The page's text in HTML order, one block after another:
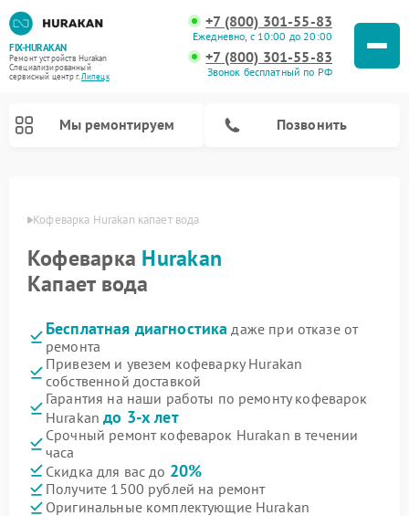
FIX-HURAKAN
Ремонт устройств Hurakan
Специализированный
cервисный центр г.Липецк
+7 (800) 301-55-83
Ежедневно, с 10:00 до 20:00
+7 (800) 301-55-83
Звонок бесплатный по РФ
Мы ремонтируем Позвонить
Кофеварка Hurakan капает вода
Кофеварка Hurakan
Капает вода
Бесплатная диагностика даже при отказе от
ремонта
Привезем и увезем кофеварку Hurakan
собственной доставкой
Гарантия на наши работы по ремонту кофеварок
Hurakanдо 3-х лет
Срочный ремонт кофеварок Hurakan в течении
часа
Скидка для вас до 20%
Получите 1500 рублей на ремонт
Оригинальные комплектующие Hurakan